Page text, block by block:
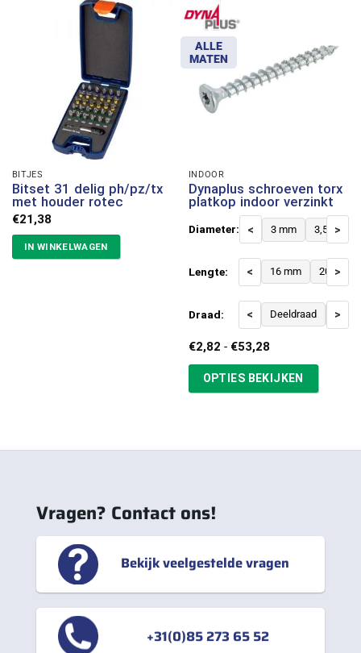
BITJES
Bitset 31 delig ph/pz/tx
met houder rotec
€21,38
IN WINKELWAGEN
ALLE
MATEN
INDOOR
Dynaplus schroeven torx
platkop indoor verzinkt
Diameter: < 3 mm 3,5 mm
>
Lengte: < 16 mm 20 mm
>
Draad: < Deeldraad >
€2,82 - €53,28Prijsklasse:
tot
€53,28
OPTIES BEKIJKEN
Vragen? Contact ons!
Bekijk veelgestelde vragen
+31(0)85 273 65 52